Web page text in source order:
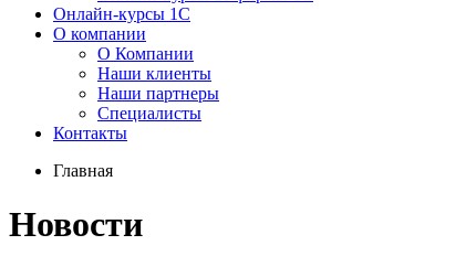
Онлайн-курсы 1С
О компании
О Компании
Наши клиенты
Наши партнеры
Специалисты
Контакты
Главная
Новости